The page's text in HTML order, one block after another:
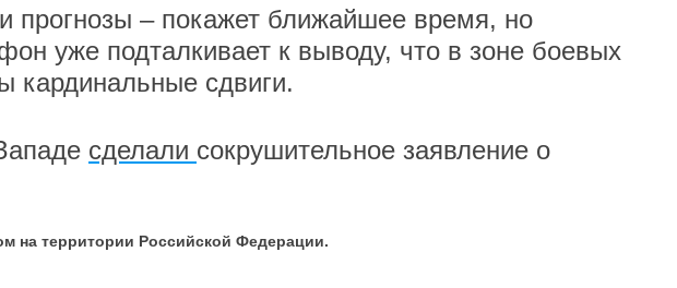
прогнозы – покажет ближайшее время, но
уже подталкивает к выводу, что в зоне боевых
кардинальные сдвиги.
сделали сокрушительное заявление о
на территории Российской Федерации.